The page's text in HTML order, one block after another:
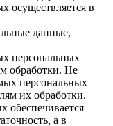
осуществляется в
данные,
персональных
обработки. Не
персональных
их обработки.
обеспечивается
а в